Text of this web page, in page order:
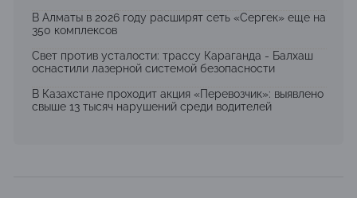
В Алматы в 2026 году расширят сеть «Сергек» еще на
350 комплексов
Свет против усталости: трассу Караганда - Балхаш
оснастили лазерной системой безопасности
В Казахстане проходит акция «Перевозчик»: выявлено
свыше 13 тысяч нарушений среди водителей